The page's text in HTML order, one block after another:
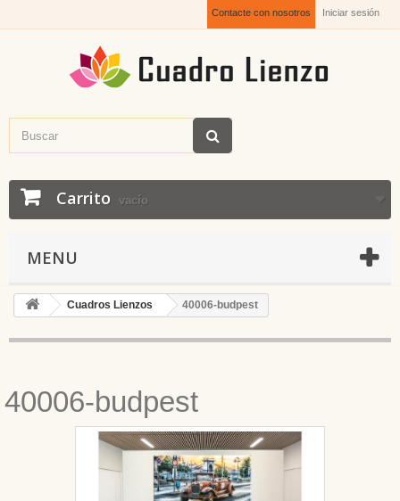
Iniciar sesión
Contacte con nosotros
Carrito vacío
MENU
Cuadros Lienzos 40006-budpest
40006-budpest